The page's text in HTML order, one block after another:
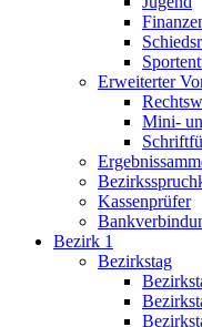
Erweiterter
Mini-
Kassenprüfer
Bezirk 1
Bezirkstag